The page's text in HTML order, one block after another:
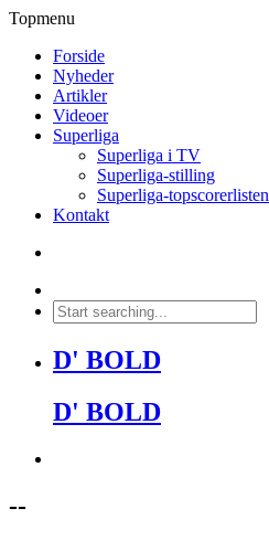
Topmenu
Forside
Nyheder
Artikler
Videoer
Superliga
Superliga i TV
Superliga-stilling
Superliga-topscorerlisten
Kontakt
D' BOLD
D' BOLD
--